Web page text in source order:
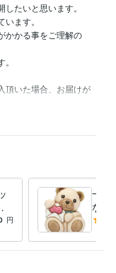
たいと思います。
ます。
かかる事をご理解の
頂いた場合、お届けが
々発生する事をご理
円
一年
なた
素敵
下